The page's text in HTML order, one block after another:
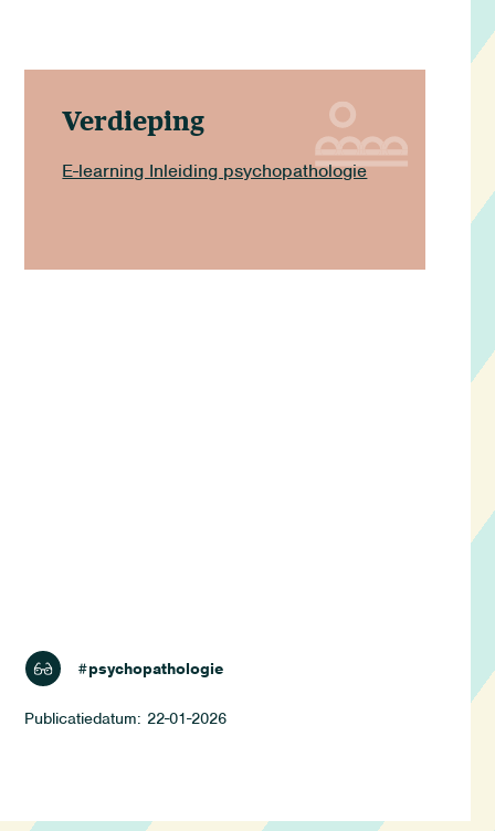
Verdieping
E-learning Inleiding psychopathologie
lezen
#psychopathologie
22-01-2026